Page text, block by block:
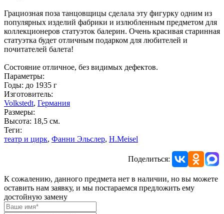
Грациозная поза танцовщицы сделала эту фигурку одним из
популярных изделий фабрики и излюбленным предметом для
коллекционеров статуэток балерин. Очень красивая старинная
статуэтка будет отличным подарком для любителей и
почитателей балета!
Состояние отличное, без видимых дефектов.
Параметры:
Годы: до 1935 г
Изготовитель:
Volkstedt, Германия
Размеры:
Высота: 18,5 см.
Теги:
театр и цирк, Фанни Эльслер, H.Meisel
Поделиться:
К сожалению, данного предмета нет в наличии, но вы можете
оставить нам заявку, и мы постараемся предложить ему
достойную замену